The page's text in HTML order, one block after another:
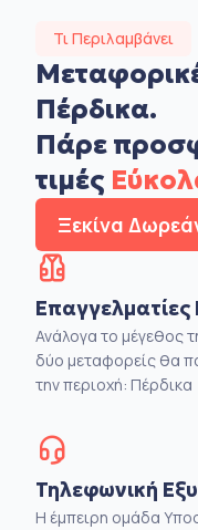
Τι Περιλαμβάνει
Πέρδικα.
Πάρε
τιμές
Ξεκίνα
Ανάλογα το μέγεθος
δύο μεταφορείς θα
την περιοχή: Πέρδικα
Τηλεφωνική
Η έμπειρη ομάδα